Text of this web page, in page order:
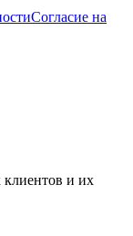
Согласие на
и их